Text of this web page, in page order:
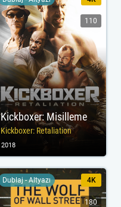
Kickboxer: Misilleme
Kickboxer: Retaliation
110
2018
Dublaj - Altyazı 4K
180